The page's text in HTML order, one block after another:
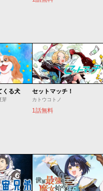
くる犬
芽
セットマッチ！
カトウコトノ
1話無料